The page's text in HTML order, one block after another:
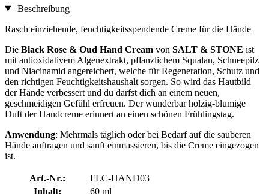
Beschreibung
Rasch einziehende, feuchtigkeitsspendende Creme für die Hände
Die Black Rose & Oud Hand Cream von SALT & STONE ist
mit antioxidativem Algenextrakt, pflanzlichem Squalan, Schneepilz
und Niacinamid angereichert, welche für Regeneration, Schutz und
den richtigen Feuchtigkeitshaushalt sorgen. So wird das Hautbild
der Hände verbessert und du darfst dich an einem neuen,
geschmeidigen Gefühl erfreuen. Der wunderbar holzig-blumige
Duft der Handcreme erinnert an einen schönen Frühlingstag.
Anwendung: Mehrmals täglich oder bei Bedarf auf die sauberen
Hände auftragen und sanft einmassieren, bis die Creme eingezogen
ist.
Art.-Nr.:
FLC-HAND03
Inhalt:
60 ml